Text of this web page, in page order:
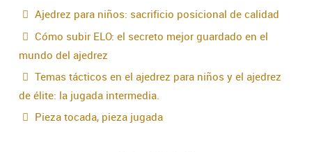
Ajedrez para niños: sacrificio posicional de calidad
Cómo subir ELO: el secreto mejor guardado en el
mundo del ajedrez
Temas tácticos en el ajedrez para niños y el ajedrez
de élite: la jugada intermedia.
Pieza tocada, pieza jugada